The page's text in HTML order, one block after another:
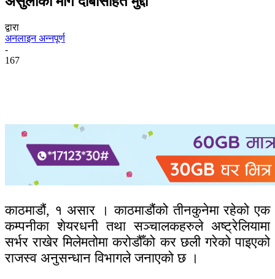
द्वारा
अनलाइन अन्नपूर्ण
-
167
काठमाडौं, १ असार । काठमाडौंको तीनकुनेमा रहेको एक
कम्पनीका शेयरधनी तथा सञ्चालकहरुले अष्ट्रेलियामा
सर्भर राखेर मिलेमतोमा करोडौँको कर छली गरेको पाइएको
राजस्व अनुसन्धान विभागले जनाएको छ ।